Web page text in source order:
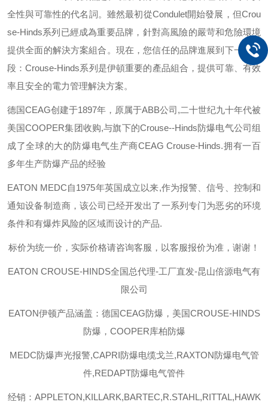
全性與可靠性的代名詞。雖然最初從Condulet開始發展，但Crou
se-Hinds系列已經成為重要品牌，針對高風險的嚴苛和危險環境
提供全面的解決方案組合。現在，您信任的品牌進展到下一個階
段：Crouse-Hinds系列是伊頓重要的產品組合，提供可靠、有效
率且安全的電力管理解決方案。
德国CEAG创建于1897年，原属于ABB公司,二十世纪九十年代被
美国COOPER集团收购,与旗下的Crouse--Hinds防爆电气公司组
成了全球的大的防爆电气生产商CEAG Crouse-Hinds.拥有一百
多年生产防爆产品的经验
EATON MEDC自1975年英国成立以来,作为报警、信号、控制和
通知设备制造商，该公司已经开发出了一系列专门为恶劣的环境
条件和有爆炸风险的区域而设计的产品.
标价为统一价，实际价格请咨询客服，以客服报价为准，谢谢！
EATON CROUSE-HINDS全国总代理-工厂直发-昆山倍源电气有
限公司
EATON伊顿产品涵盖：德国CEAG防爆，美国CROUSE-HINDS
防爆，COOPER库柏防爆
MEDC防爆声光报警,CAPRI防爆电缆戈兰,RAXTON防爆电气管
件,REDAPT防爆电气管件
经销：APPLETON,KILLARK,BARTEC,R.STAHL,RITTAL,HAWK